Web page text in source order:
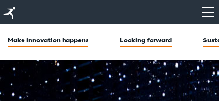
Highlights
Make innovation happens Looking forward